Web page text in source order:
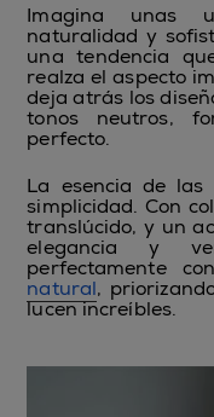
Imagina unas
naturalidad y
una tendencia
realza el aspecto
deja atrás los
tonos neutros,
perfecto.
La esencia de
simplicidad. Con
translúcido, y un
elegancia y
perfectamente
natural,
lucen increíbles.